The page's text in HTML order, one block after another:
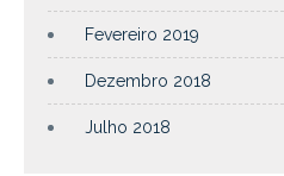
Fevereiro 2019
Dezembro 2018
Julho 2018